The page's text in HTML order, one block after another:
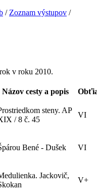
/ Zoznam výstupov /
v roku 2010.
Názov cesty a popis
steny. AP
/ 8 č. 45
VI
Bené - Dušek VI
Jackovič,
V+